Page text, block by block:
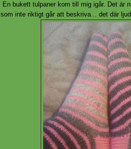
En bukett tulpaner kom till mig igår. Det är
som inte riktigt går att beskriva... det där